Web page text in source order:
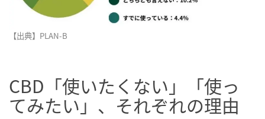
【出典】PLAN-B
CBD「使いたくない」「使っ
てみたい」、それぞれの理由